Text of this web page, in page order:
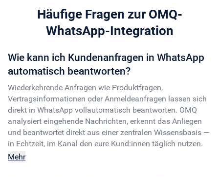
Häufige Fragen zur OMQ-
WhatsApp-Integration
Wie kann ich Kundenanfragen in WhatsApp
automatisch beantworten?
Wiederkehrende Anfragen wie Produktfragen,
Vertragsinformationen oder Anmeldeanfragen lassen sich
direkt in WhatsApp vollautomatisch beantworten. OMQ
analysiert eingehende Nachrichten, erkennt das Anliegen
und beantwortet direkt aus einer zentralen Wissensbasis —
in Echtzeit, im Kanal den eure Kund:innen täglich nutzen.
Mehr